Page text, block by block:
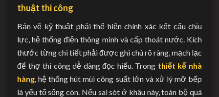
thuật thi công
Bản vẽ kỹ thuật phải thể hiện chính xác kết cấu chịu
lực, hệ thống điện thông minh và cấp thoát nước. Kích
thước từng chi tiết phải được ghi chú rõ ràng, mạch lạc
để thợ thi công dễ dàng đọc hiểu. Trong thiết kế nhà
hàng, hệ thống hút mùi công suất lớn và xử lý mỡ bếp
là yếu tố sống còn. Nếu sai sót ở khâu này, toàn bộ quá